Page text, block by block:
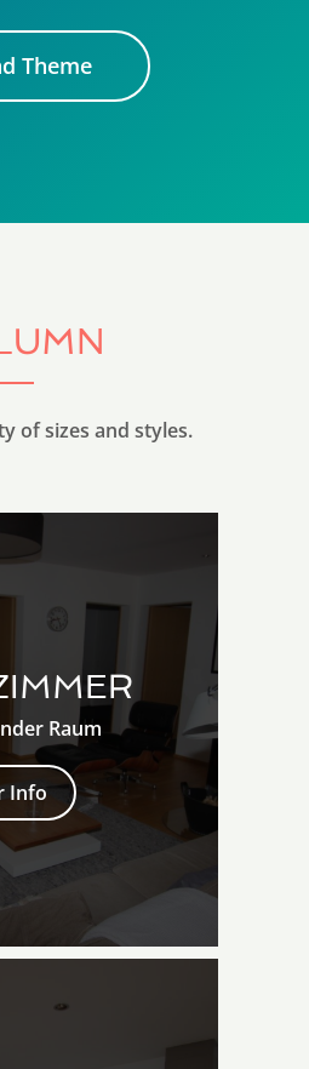
Theme
of sizes and styles.
Raum
Info